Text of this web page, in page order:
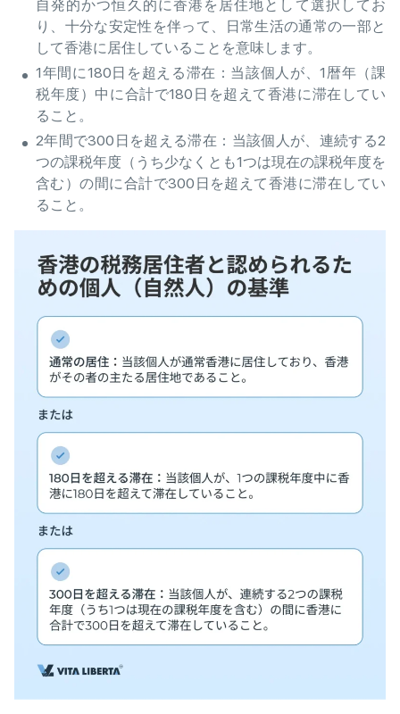
自発的かつ恒久的に香港を居住地として選択してお
り、十分な安定性を伴って、日常生活の通常の一部と
して香港に居住していることを意味します。
1年間に180日を超える滞在：当該個人が、1暦年（課
税年度）中に合計で180日を超えて香港に滞在してい
ること。
2年間で300日を超える滞在：当該個人が、連続する2
つの課税年度（うち少なくとも1つは現在の課税年度を
含む）の間に合計で300日を超えて香港に滞在してい
ること。